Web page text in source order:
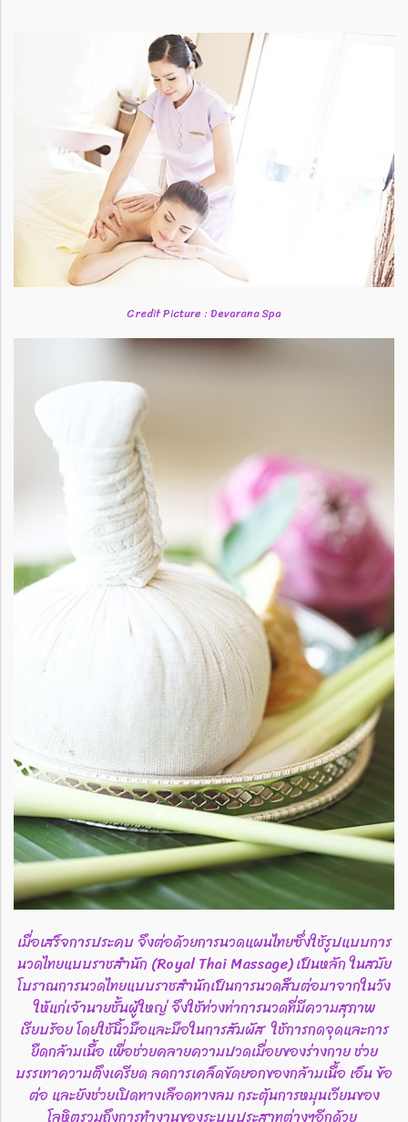
Credit Picture : Devarana Spa
เมื่อเสร็จการประคบ จึงต่อด้วยการนวดแผนไทยซึ่งใช้รูปแบบการ
นวดไทยแบบราชสำนัก (Royal Thai Massage) เป็นหลัก ในสมัย
โบราณการนวดไทยแบบราชสำนักเป็นการนวดสืบต่อมาจากในวัง
ให้แก่เจ้านายชั้นผู้ใหญ่ จึงใช้ท่วงท่าการนวดที่มีความสุภาพ
เรียบร้อย โดยใช้นิ้วมือและมือในการสัมผัส ใช้การกดจุดและการ
ยืดกล้ามเนื้อ เพื่อช่วยคลายความปวดเมื่อยของร่างกาย ช่วย
บรรเทาความตึงเครียด ลดการเคล็ดขัดยอกของกล้ามเนื้อ เอ็น ข้อ
ต่อ และยังช่วยเปิดทางเลือดทางลม กระตุ้นการหมุนเวียนของ